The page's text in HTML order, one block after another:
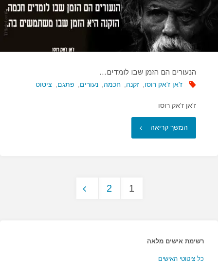
הנעורים הם הזמן שבו לומדים…
ז'אן ז'אק רוסו זקנה חכמה נעורים פתגם ציטוט
ז'אן ז'אק רוסו
המשך קריאה "הנעורים
1
2
רשימת אישים מלאה
כל ציטוטי האישים